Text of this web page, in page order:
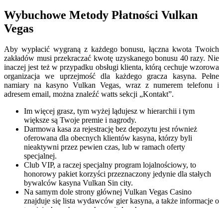
Wybuchowe Metody Płatności Vulkan
Vegas
Aby wypłacić wygraną z każdego bonusu, łączna kwota Twoich
zakładów musi przekraczać kwotę uzyskanego bonusu 40 razy. Nie
inaczej jest też w przypadku obsługi klienta, którą cechuje wzorowa
organizacja we uprzejmość dla każdego gracza kasyna. Pełne
namiary na kasyno Vulkan Vegas, wraz z numerem telefonu i
adresem email, można znaleźć watts sekcji „Kontakt”.
Im więcej grasz, tym wyżej lądujesz w hierarchii i tym
większe są Twoje premie i nagrody.
Darmowa kasa za rejestrację bez depozytu jest również
oferowana dla obecnych klientów kasyna, którzy byli
nieaktywni przez pewien czas, lub w ramach oferty
specjalnej.
Club VIP, a raczej specjalny program lojalnościowy, to
honorowy pakiet korzyści przeznaczony jedynie dla stałych
bywalców kasyna Vulkan Sin city.
Na samym dole strony głównej Vulkan Vegas Casino
znajduje się lista wydawców gier kasyna, a także informacje o